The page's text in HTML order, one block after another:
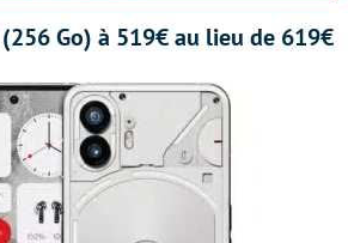
Go) à 519€ au lieu de 619€